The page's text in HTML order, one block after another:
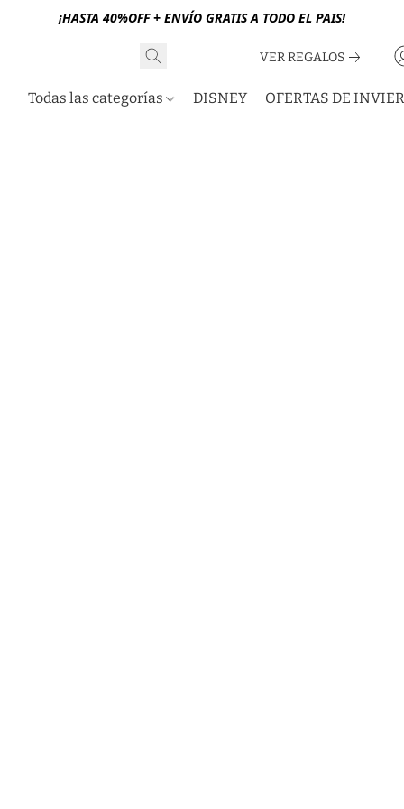
¡HASTA 40%OFF + ENVÍO GRATIS A TODO EL PAIS!
VER REGALOS
Todas las categorías DISNEY OFERTAS DE